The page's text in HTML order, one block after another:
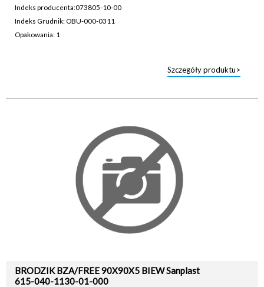
Indeks producenta:073805-10-00
Indeks Grudnik: OBU-000-0311
Opakowania: 1
Szczegóły produktu>
BRODZIK BZA/FREE 90X90X5 BIEW Sanplast
615-040-1130-01-000